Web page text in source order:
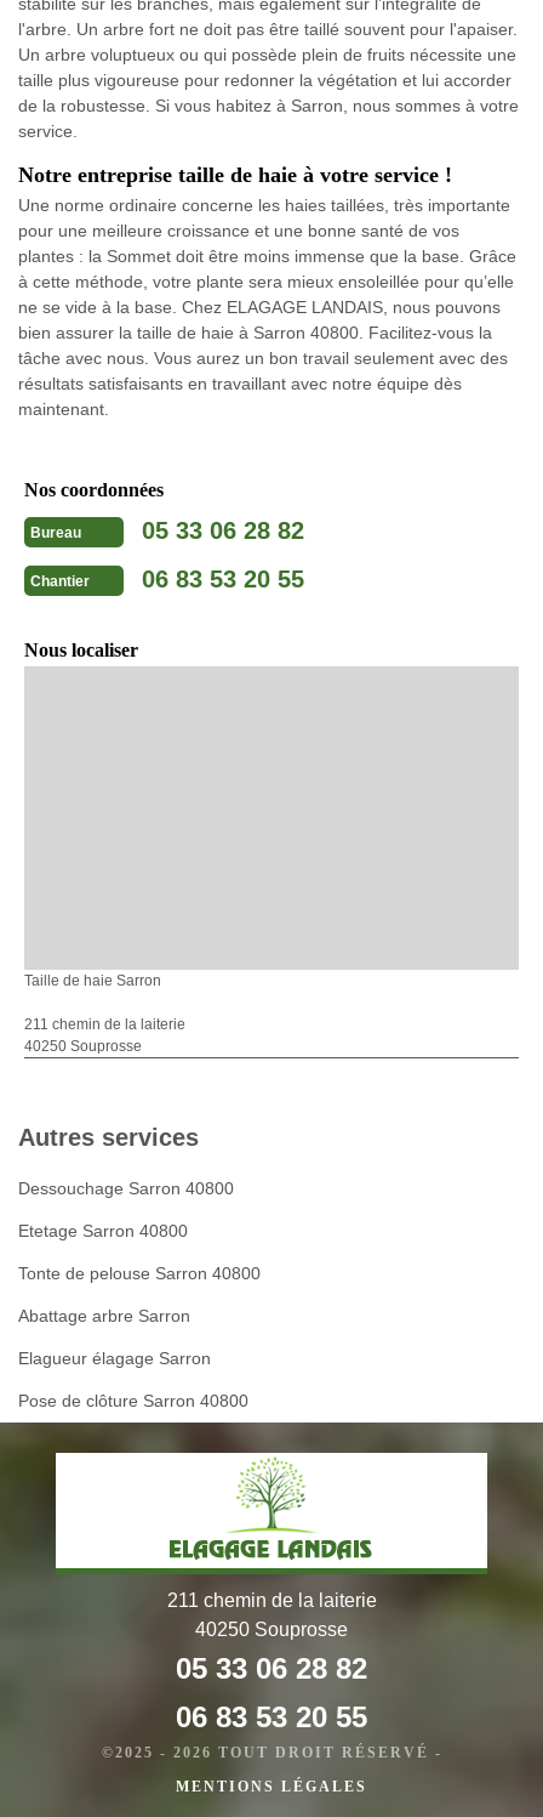
l'arbre. Un arbre fort ne doit pas être taillé souvent pour l'apaiser.
Un arbre voluptueux ou qui possède plein de fruits nécessite une
taille plus vigoureuse pour redonner la végétation et lui accorder
de la robustesse. Si vous habitez à Sarron, nous sommes à votre
service.
Notre entreprise taille de haie à votre service !
Une norme ordinaire concerne les haies taillées, très importante
pour une meilleure croissance et une bonne santé de vos
plantes : la Sommet doit être moins immense que la base. Grâce
à cette méthode, votre plante sera mieux ensoleillée pour qu’elle
ne se vide à la base. Chez ELAGAGE LANDAIS, nous pouvons
bien assurer la taille de haie à Sarron 40800. Facilitez-vous la
tâche avec nous. Vous aurez un bon travail seulement avec des
résultats satisfaisants en travaillant avec notre équipe dès
maintenant.
Nos coordonnées
Bureau 05 33 06 28 82
Chantier 06 83 53 20 55
Nous localiser
Taille de haie Sarron
211 chemin de la laiterie
40250 Souprosse
Autres services
Dessouchage Sarron 40800
Etetage Sarron 40800
Tonte de pelouse Sarron 40800
Abattage arbre Sarron
Elagueur élagage Sarron
Pose de clôture Sarron 40800
211 chemin de la laiterie
40250 Souprosse
05 33 06 28 82
06 83 53 20 55
©2025 - 2026 TOUT DROIT RÉSERVÉ -
MENTIONS LÉGALES